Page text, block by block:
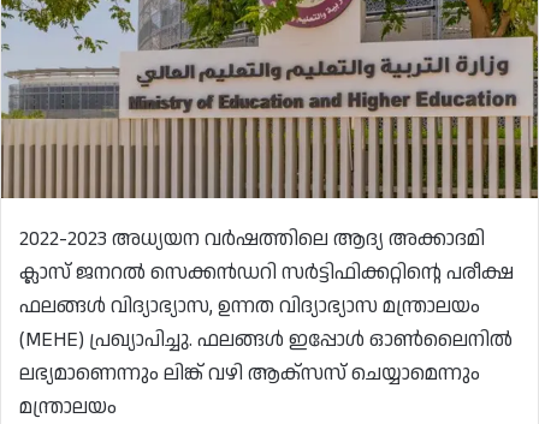
2022-2023 അധ്യയന വർഷത്തിലെ ആദ്യ അക്കാദമി
ക്ലാസ് ജനറൽ സെക്കൻഡറി സർട്ടിഫിക്കറ്റിന്റെ പരീക്ഷ
ഫലങ്ങൾ വിദ്യാഭ്യാസ, ഉന്നത വിദ്യാഭ്യാസ മന്ത്രാലയം
(MEHE) പ്രഖ്യാപിച്ചു. ഫലങ്ങൾ ഇപ്പോൾ ഓൺലൈനിൽ
ലഭ്യമാണെന്നും ലിങ്ക് വഴി ആക്‌സസ് ചെയ്യാമെന്നും
മന്ത്രാലയം